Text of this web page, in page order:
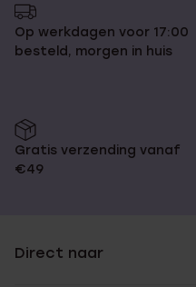
Op werkdagen voor 17:00
besteld, morgen in huis
Gratis verzending vanaf
€49
Direct naar